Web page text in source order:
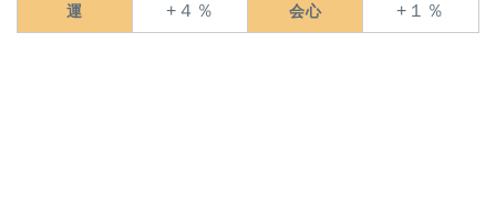
運 +４％ 会心 +１％